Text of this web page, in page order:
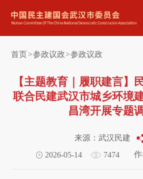
首页>参政议政>参政议政
【主题教育｜履职建言】
联合民建武汉市城乡环境
昌湾开展专题
来源：武汉民建
2026-05-14
7474